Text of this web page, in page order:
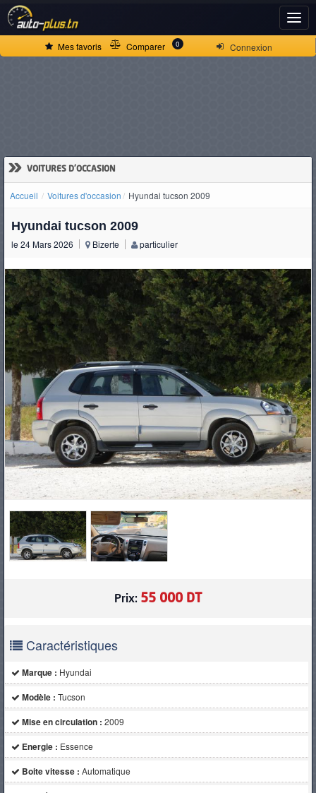
Connexion
Mes favoris Comparer 0
» VOITURES D'OCCASION
Accueil Voitures d'occasion Hyundai tucson 2009
Hyundai tucson 2009
le 24 Mars 2026 Bizerte particulier
Prix: 55 000 DT
Caractéristiques
Marque : Hyundai
Modèle : Tucson
Mise en circulation : 2009
Energie : Essence
Boite vitesse : Automatique
ACCUEIL
D'OCCASION
CAMIONS
PNEUS